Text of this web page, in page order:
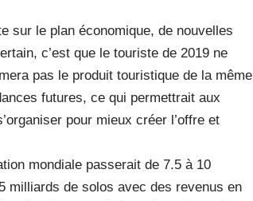
sur le plan économique, de nouvelles
c’est que le touriste de 2019 ne
pas le produit touristique de la même
futures, ce qui permettrait aux
pour mieux créer l’offre et
mondiale passerait de 7.5 à 10
milliards de solos avec des revenus en